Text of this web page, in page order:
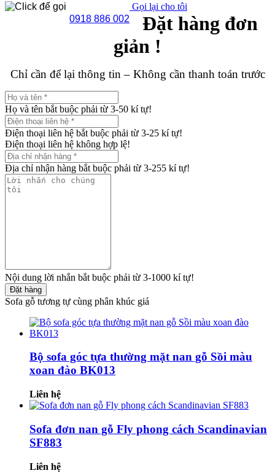
0918 886 002
Gọi lại cho tôi
Đặt hàng đơn
giản !
Chỉ cần để lại thông tin – Không cần thanh toán trước
Họ và tên bắt buộc phải từ 3-50 kí tự!
Điện thoại liên hệ bắt buộc phải từ 3-25 kí tự!
Điện thoại liên hệ không hợp lệ!
Địa chỉ nhận hàng bắt buộc phải từ 3-255 kí tự!
Nội dung lời nhắn bắt buộc phải từ 3-1000 kí tự!
Đặt hàng
Sofa gỗ tương tự cùng phân khúc giá
Bộ sofa góc tựa thường mặt nan gỗ Sồi màu
xoan đào BK013
Liên hệ
Sofa đơn nan gỗ Fly phong cách Scandinavian
SF883
Liên hệ